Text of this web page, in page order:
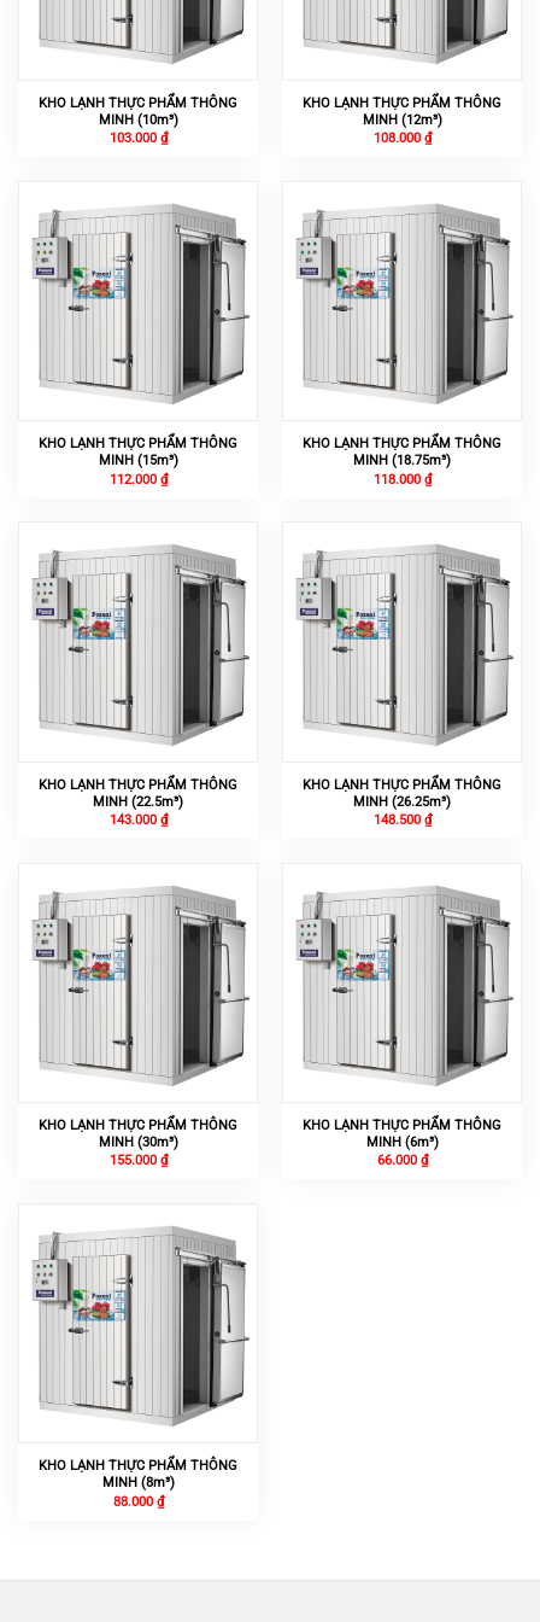
KHO LẠNH THỰC PHẨM THÔNG
MINH (10m³)
103.000 ₫
KHO LẠNH THỰC PHẨM THÔNG
MINH (12m³)
108.000 ₫
KHO LẠNH THỰC PHẨM THÔNG
MINH (15m³)
112.000 ₫
KHO LẠNH THỰC PHẨM THÔNG
MINH (18.75m³)
118.000 ₫
KHO LẠNH THỰC PHẨM THÔNG
MINH (22.5m³)
143.000 ₫
KHO LẠNH THỰC PHẨM THÔNG
MINH (26.25m³)
148.500 ₫
KHO LẠNH THỰC PHẨM THÔNG
MINH (30m³)
155.000 ₫
KHO LẠNH THỰC PHẨM THÔNG
MINH (6m³)
66.000 ₫
KHO LẠNH THỰC PHẨM THÔNG
MINH (8m³)
88.000 ₫